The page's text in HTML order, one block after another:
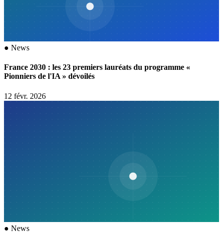
● News
France 2030 : les 23 premiers lauréats du programme «
Pionniers de l'IA » dévoilés
12 févr. 2026
● News